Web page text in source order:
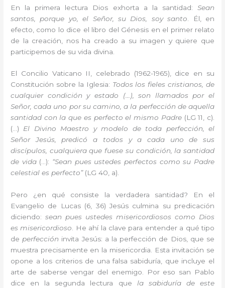
En la primera lectura Dios exhorta a la santidad: Sean
santos, porque yo, el Señor, su Dios, soy santo . Él, en
efecto, como lo dice el libro del Génesis en el primer relato
de la creación, nos ha creado a su imagen y quiere que
participemos de su vida divina.
El Concilio Vaticano II, celebrado (1962-1965), dice en su
Constitución sobre la Iglesia: Todos los fieles cristianos, de
cualquier condición y estado (…), son llamados por el
Señor, cada uno por su camino, a la perfección de aquella
santidad con la que es perfecto el mismo Padre(LG 11, c).
(…) El Divino Maestro y modelo de toda perfección, el
Señor Jesús, predicó a todos y a cada uno de sus
discípulos, cualquiera que fuese su condición, la santidad
de vida (…): “Sean pues ustedes perfectos como su Padre
celestial es perfecto”(LG 40, a).
Pero ¿en qué consiste la verdadera santidad? En el
Evangelio de Lucas (6, 36) Jesús culmina su predicación
diciendo:sean pues ustedes misericordiosos como Dios
es misericordioso. He ahí la clave para entender a qué tipo
deperfección invita Jesús: a la perfección de Dios, que se
muestra precisamente en la misericordia. Esta invitación se
opone a los criterios de una falsa sabiduría, que incluye el
arte de saberse vengar del enemigo. Por eso san Pablo
dice en la segunda lectura que la sabiduría de este